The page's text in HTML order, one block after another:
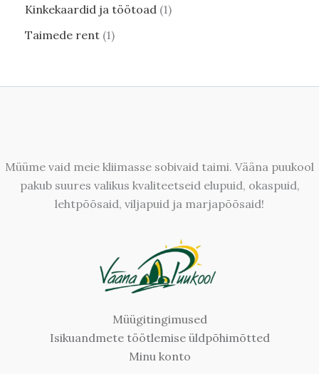
Kinkekaardid ja töötoad 1
Taimede rent 1
Müüme vaid meie kliimasse sobivaid taimi. Vääna puukool
pakub suures valikus kvaliteetseid elupuid, okaspuid,
lehtpõõsaid, viljapuid ja marjapõõsaid!
Müügitingimused
Isikuandmete töötlemise üldpõhimõtted
Minu konto